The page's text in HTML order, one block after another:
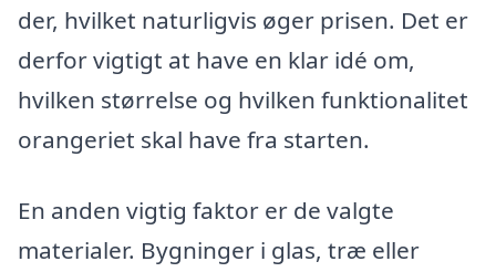
der, hvilket naturligvis øger prisen. Det er
derfor vigtigt at have en klar idé om,
hvilken størrelse og hvilken funktionalitet
orangeriet skal have fra starten.
En anden vigtig faktor er de valgte
materialer. Bygninger i glas, træ eller